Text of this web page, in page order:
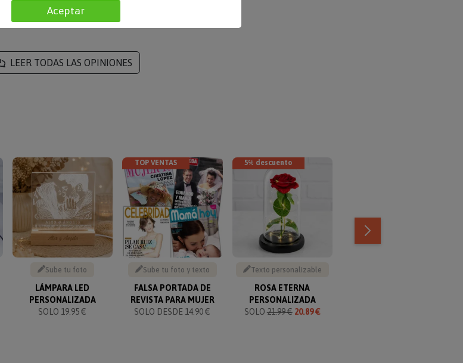
LEER TODAS LAS OPINIONES
Sube tu foto
LÁMPARA LED
PERSONALIZADA
SOLO 19.95 €
TOP VENTAS
Sube tu foto y texto
FALSA PORTADA DE
REVISTA PARA MUJER
SOLO DESDE 14.90 €
5% descuento
Texto personalizable
ROSA ETERNA
PERSONALIZADA
SOLO 21.99 € 20.89 €
Aceptar